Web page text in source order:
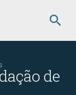
search
de